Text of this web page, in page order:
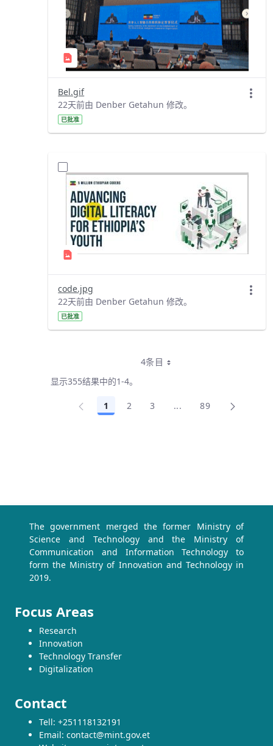
Bel.gif
22天前由 Denber Getahun 修改。
已批准
code.jpg
22天前由 Denber Getahun 修改。
已批准
4条目每页
显示355结果中的1-4。
页面
1 页面
2 页面
3 ...中间页面 使用 TAB 键
页面
89
The government merged the former Ministry of
Science and Technology and the Ministry of
Communication and Information Technology to
form the Ministry of Innovation and Technology in
2019.
Focus Areas
Research
Innovation
Technology Transfer
Digitalization
Contact
Tell: +251118132191
Email: contact@mint.gov.et